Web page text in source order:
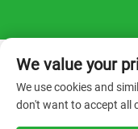
कॉपीराइट © 2026 चाइना
We value your
We use cookies and
don't want to accept all